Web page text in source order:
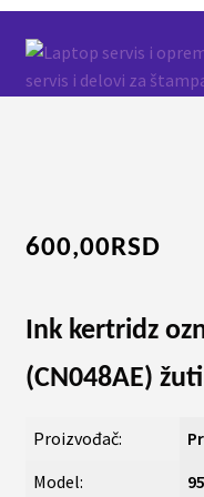
na
navigaciju
na
sadržaj
Početna
600,00RSD
Ink kertridz
(CN048AE) žuti
Proizvođač:
Model: